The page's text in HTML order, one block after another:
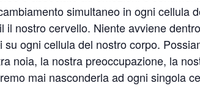
simultaneo in ogni cellula
il nostro cervello. Niente avviene
ogni cellula del nostro corpo.
noia, la nostra preoccupazione, la
mai nasconderla ad ogni singola